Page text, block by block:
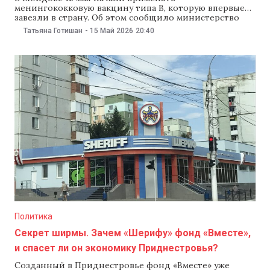
менингококковую вакцину типа B, которую впервые
завезли в страну. Об этом сообщило министерство
здравоохранения. Первая партия препарата поступила
сообщило министерство, вакцина бесплатная и
предназначена для детей от 7 до 11 месяцев. Схема
Татьяна Готишан - 15 Май 2026 20:40
Политика
Секрет ширмы. Зачем «Шерифу» фонд «Вместе»,
и спасет ли он экономику Приднестровья?
Созданный в Приднестровье фонд «Вместе» уже